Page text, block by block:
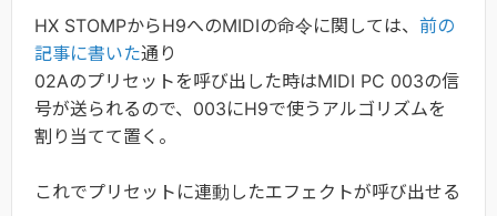
HX STOMPからH9へのMIDIの命令に関しては、 前の
記事に書いた通り
02Aのプリセットを呼び出した時はMIDI PC 003の信
号が送られるので、003にH9で使うアルゴリズムを
割り当てて置く。
これでプリセットに連動したエフェクトが呼び出せる